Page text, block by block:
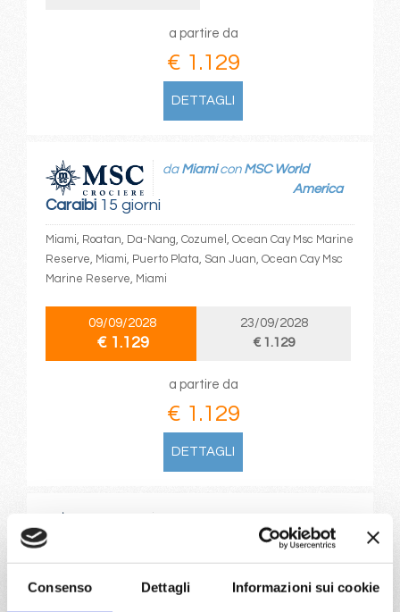
Consenso Dettagli Informazioni sui cookie
a partire da
€ 1.129
DETTAGLI
Caraibi15 giorni
da Miamicon MSC World
America
Miami, Roatan, Da-Nang, Cozumel, Ocean Cay Msc Marine
Reserve, Miami, Puerto Plata, San Juan, Ocean Cay Msc
Marine Reserve, Miami
09/09/2028
€ 1.129
23/09/2028
€ 1.129
a partire da
€ 1.129
DETTAGLI
Poesia
Warnemünde, Gdynia, Klaipeda, Riga, Tallinn, Helsinki,